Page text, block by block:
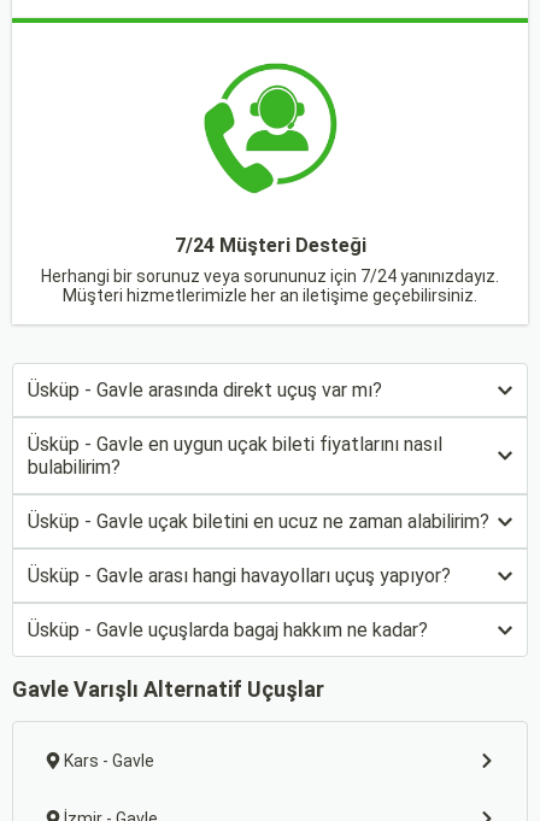
7/24 Müşteri Desteği
Herhangi bir sorunuz veya sorununuz için 7/24 yanınızdayız.
Müşteri hizmetlerimizle her an iletişime geçebilirsiniz.
Üsküp - Gavle arasında direkt uçuş var mı?
Üsküp - Gavle en uygun uçak bileti fiyatlarını nasıl
bulabilirim?
Üsküp - Gavle uçak biletini en ucuz ne zaman alabilirim?
Üsküp - Gavle arası hangi havayolları uçuş yapıyor?
Üsküp - Gavle uçuşlarda bagaj hakkım ne kadar?
Gavle Varışlı Alternatif Uçuşlar
Kars - Gavle